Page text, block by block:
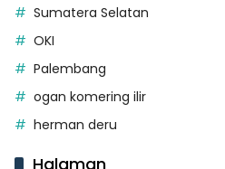
Sumatera Selatan
OKI
Palembang
ogan komering ilir
herman deru
Halaman